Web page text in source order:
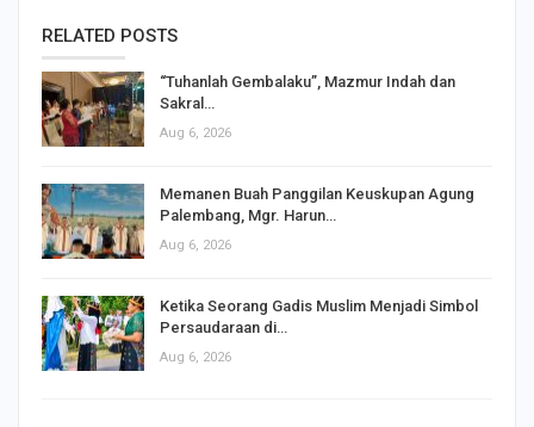
RELATED POSTS
“Tuhanlah Gembalaku”, Mazmur Indah dan
Sakral…
Aug 6, 2026
Memanen Buah Panggilan Keuskupan Agung
Palembang, Mgr. Harun…
Aug 6, 2026
Ketika Seorang Gadis Muslim Menjadi Simbol
Persaudaraan di…
Aug 6, 2026